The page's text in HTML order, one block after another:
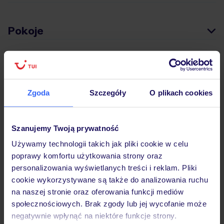
Zgoda Szczegóły O plikach cookies
Szanujemy Twoją prywatność
Używamy technologii takich jak pliki cookie w celu
poprawy komfortu użytkowania strony oraz
personalizowania wyświetlanych treści i reklam. Pliki
cookie wykorzystywane są także do analizowania ruchu
na naszej stronie oraz oferowania funkcji mediów
społecznościowych. Brak zgody lub jej wycofanie może
negatywnie wpłynąć na niektóre funkcje strony.
Pokoje
Wyżywienie
Atrakcje
Ważne informacje
Często zadawane pytania
Jak zmienić uczestników/osobę zgłaszającą?
Czy w Hotelu będzie przedstawiciel TUI?